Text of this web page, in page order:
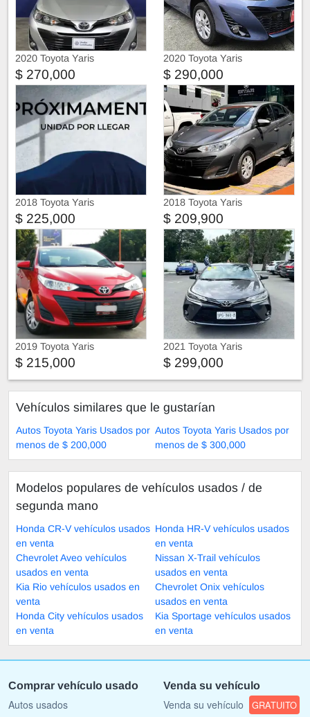
2020 Toyota Yaris
$ 270,000
2020 Toyota Yaris
$ 290,000
2018 Toyota Yaris
$ 225,000
2018 Toyota Yaris
$ 209,900
2019 Toyota Yaris
$ 215,000
2021 Toyota Yaris
$ 299,000
Vehículos similares que le gustarían
Autos Toyota Yaris Usados por
menos de $ 200,000
Autos Toyota Yaris Usados por
menos de $ 300,000
Modelos populares de vehículos usados ​​/ de
segunda mano
Honda CR-V vehículos usados
en venta
Honda HR-V vehículos usados
en venta
Chevrolet Aveo vehículos
usados en venta
Nissan X-Trail vehículos
usados en venta
Kia Rio vehículos usados en
venta
Chevrolet Onix vehículos
usados en venta
Honda City vehículos usados
en venta
Kia Sportage vehículos usados
en venta
Comprar vehículo usado
Autos usados
Venda su vehículo
Venda su vehículo GRATUITO